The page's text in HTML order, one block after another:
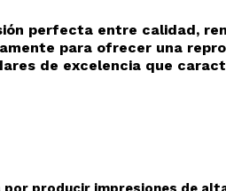
perfecta entre calidad,
para ofrecer una
de excelencia que